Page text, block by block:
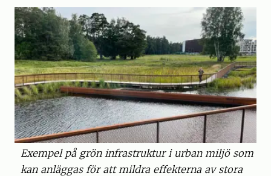
Exempel på grön infrastruktur i urban miljö som
kan anläggas för att mildra effekterna av stora